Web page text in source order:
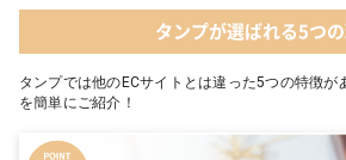
タンプが選ばれる5つ
タンプでは他のECサイトとは違った5つの特徴が
を簡単にご紹介！